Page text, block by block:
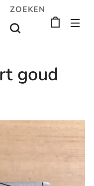
ZOEKEN
goud